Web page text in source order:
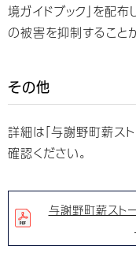
境ガイドブック」を配
の被害を抑制すること
その他
詳細は「与謝野町薪ス
確認ください。
与謝野町薪スト